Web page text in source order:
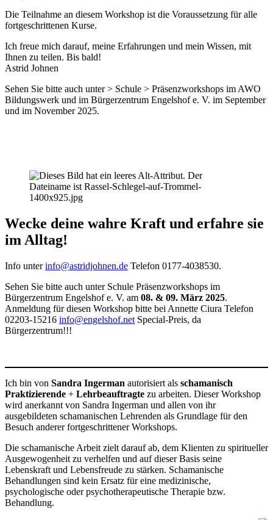
Die Teilnahme an diesem Workshop ist die Voraussetzung für alle
fortgeschrittenen Kurse.
Ich freue mich darauf, meine Erfahrungen und mein Wissen, mit
Ihnen zu teilen. Bis bald!
Astrid Johnen
Sehen Sie bitte auch unter > Schule > Präsenzworkshops im AWO
Bildungswerk und im Bürgerzentrum Engelshof e. V. im September
und im November 2025.
Wecke deine wahre Kraft und erfahre sie
im Alltag!
Info unterinfo@astridjohnen.de Telefon 0177-4038530.
Sehen Sie bitte auch unter Schule Präsenzworkshops im
Bürgerzentrum Engelshof e. V. am 08. & 09. März 2025.
Anmeldung für diesen Workshop bitte bei Annette Ciura Telefon
02203-15216 info@engelshof.net Special-Preis, da
Bürgerzentrum!!!
Ich bin von Sandra Ingerman autorisiert als schamanisch
Praktizierende + Lehrbeauftragte zu arbeiten. Dieser Workshop
wird anerkannt von Sandra Ingerman und allen von ihr
ausgebildeten schamanischen Lehrenden als Grundlage für den
Besuch anderer fortgeschrittener Workshops.
Die schamanische Arbeit zielt darauf ab, dem Klienten zu spiritueller
Ausgewogenheit zu verhelfen und auf dieser Basis seine
Lebenskraft und Lebensfreude zu stärken. Schamanische
Behandlungen sind kein Ersatz für eine medizinische,
psychologische oder psychotherapeutische Therapie bzw.
Behandlung.